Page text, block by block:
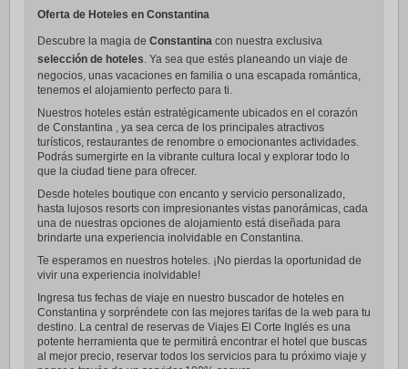
Oferta de Hoteles en Constantina
Descubre la magia de Constantina con nuestra exclusiva
selección de hoteles. Ya sea que estés planeando un viaje de
negocios, unas vacaciones en familia o una escapada romántica,
tenemos el alojamiento perfecto para ti.
Nuestros hoteles están estratégicamente ubicados en el corazón
de Constantina , ya sea cerca de los principales atractivos
turísticos, restaurantes de renombre o emocionantes actividades.
Podrás sumergirte en la vibrante cultura local y explorar todo lo
que la ciudad tiene para ofrecer.
Desde hoteles boutique con encanto y servicio personalizado,
hasta lujosos resorts con impresionantes vistas panorámicas, cada
una de nuestras opciones de alojamiento está diseñada para
brindarte una experiencia inolvidable en Constantina.
Te esperamos en nuestros hoteles. ¡No pierdas la oportunidad de
vivir una experiencia inolvidable!
Ingresa tus fechas de viaje en nuestro buscador de hoteles en
Constantina y sorpréndete con las mejores tarifas de la web para tu
destino. La central de reservas de Viajes El Corte Inglés es una
potente herramienta que te permitirá encontrar el hotel que buscas
al mejor precio, reservar todos los servicios para tu próximo viaje y